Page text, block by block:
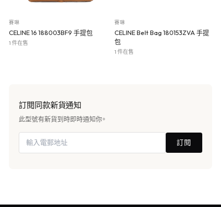
賽琳
CELINE 16 188003BF9 手提包
1 件在售
賽琳
CELINE Belt Bag 180153ZVA 手提
包
1 件在售
訂閱同款新貨通知
此型號有新貨到時即時通知你。
訂閱